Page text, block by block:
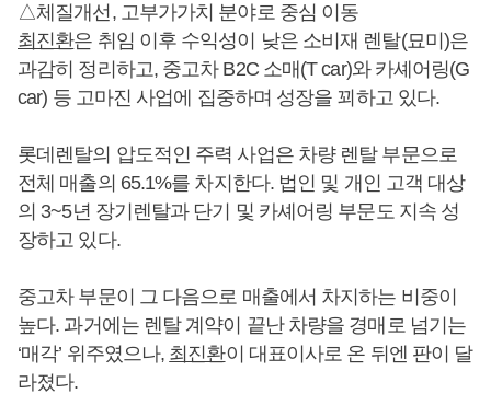
△체질개선, 고부가가치 분야로 중심 이동
최진환은 취임 이후 수익성이 낮은 소비재 렌탈(묘미)은
과감히 정리하고, 중고차 B2C 소매(T car)와 카셰어링(G
car) 등 고마진 사업에 집중하며 성장을 꾀하고 있다.
롯데렌탈의 압도적인 주력 사업은 차량 렌탈 부문으로
전체 매출의 65.1%를 차지한다. 법인 및 개인 고객 대상
의 3~5년 장기렌탈과 단기 및 카셰어링 부문도 지속 성
장하고 있다.
중고차 부문이 그 다음으로 매출에서 차지하는 비중이
높다. 과거에는 렌탈 계약이 끝난 차량을 경매로 넘기는
‘매각’ 위주였으나, 최진환이 대표이사로 온 뒤엔 판이 달
라졌다.